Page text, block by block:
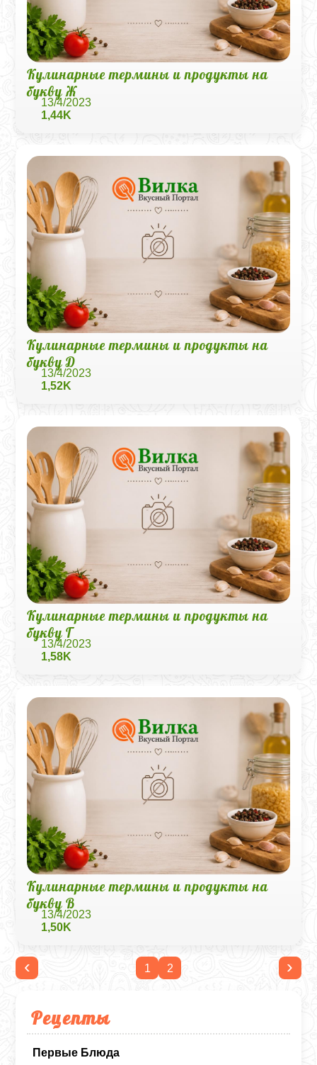
Рецепты
Первые Блюда
Кулинарные термины и продукты на
букву Ж
13/4/2023
1,44K
Кулинарные термины и продукты на
букву Д
13/4/2023
1,52K
Кулинарные термины и продукты на
букву Г
13/4/2023
1,58K
Кулинарные термины и продукты на
букву В
13/4/2023
1,50K
‹ 1 2 ›